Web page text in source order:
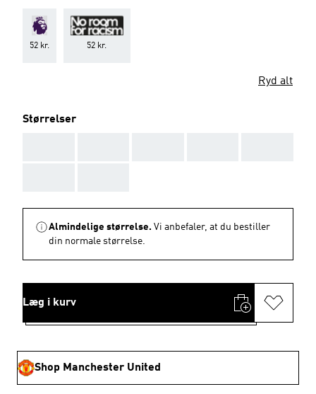
52 kr. 52 kr.
Ryd alt
Størrelser
Almindelige størrelse. Vi anbefaler, at du bestiller
din normale størrelse.
Læg i kurv
Shop Manchester United